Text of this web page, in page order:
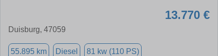
13.770 €
Duisburg, 47059
55.895 km Diesel 81 kw (110 PS)